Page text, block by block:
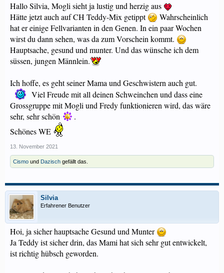
Hallo Silvia, Mogli sieht ja lustig und herzig aus
Hätte jetzt auch auf CH Teddy-Mix getippt
Wahrscheinlich
hat er einige Fellvarianten in den Genen. In ein paar Wochen
wirst du dann sehen, was da zum Vorschein kommt.
Hauptsache, gesund und munter. Und das wünsche ich dem
süssen, jungen Männlein.
Ich hoffe, es geht seiner Mama und Geschwistern auch gut.
Viel Freude mit all deinen Schweinchen und dass eine
Grossgruppe mit Mogli und Fredy funktionieren wird, das wäre
sehr, sehr schön
.
Schönes WE
13. November 2021
Cismo und Dazisch gefällt das.
Silvia
Erfahrener Benutzer
Hoi, ja sicher hauptsache Gesund und Munter
Ja Teddy ist sicher drin, das Mami hat sich sehr gut entwickelt,
ist richtig hübsch geworden.